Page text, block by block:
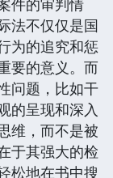
件的审判情
法不仅仅是国
为的追究和惩
要的意义。而
问题，比如干
的呈现和深入
维，而不是被
于其强大的检
松地在书中搜